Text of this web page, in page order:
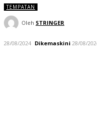
TEMPATAN
Oleh STRINGER
28/08/2024 Dikemaskini 28/08/